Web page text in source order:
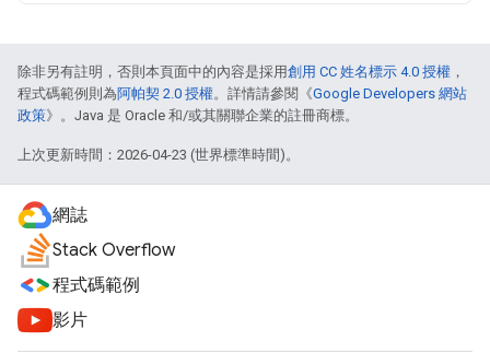
除非另有註明，否則本頁面中的內容是採用創用 CC 姓名標示 4.0 授權 ，
程式碼範例則為阿帕契 2.0 授權。詳情請參閱《Google Developers 網站
政策》。Java 是 Oracle 和/或其關聯企業的註冊商標。
上次更新時間：2026-04-23 (世界標準時間)。
網誌
Stack Overflow
程式碼範例
影片